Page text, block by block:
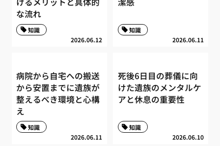
な流れ
2026.06.12
知識
2026.06.11
知識
病院から自宅への搬送
から安置までに遺族が
整えるべき環境と心構
え
2026.06.11
知識
死後6日目の葬儀に向
けた遺族のメンタルケ
アと休息の重要性
2026.06.10
知識